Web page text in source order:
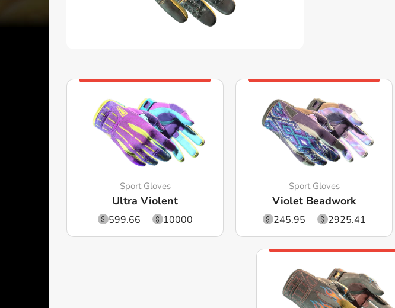
Sport Gloves
Ultra Violent
599.66 10000
Sport Gloves
Violet Beadwork
245.95 2925.41